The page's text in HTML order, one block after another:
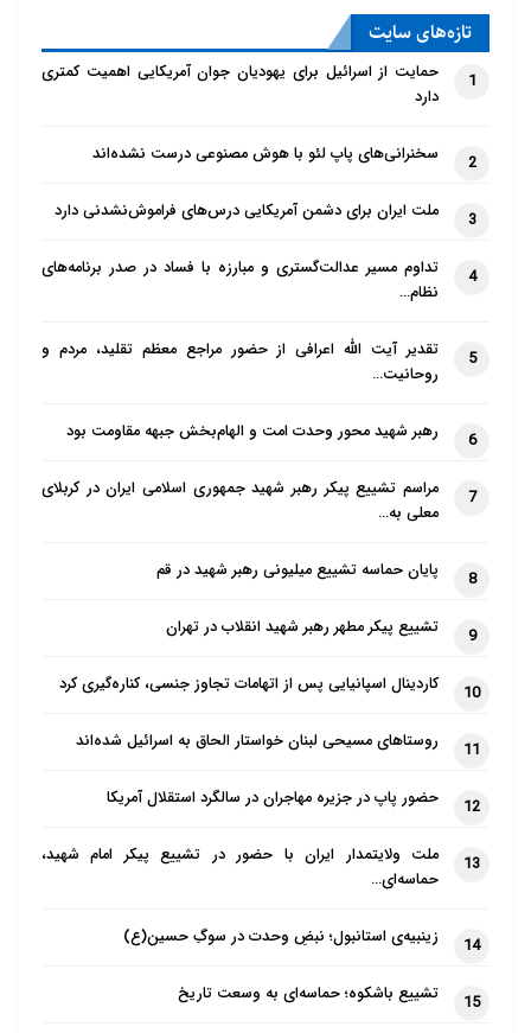
تازه‌‌های سایت
1
حمایت از اسرائیل برای یهودیان جوان آمریکایی اهمیت کمتری
دارد
2 سخنرانی‌های پاپ لئو با هوش مصنوعی درست نشده‌اند
3 ملت ایران برای دشمن آمریکایی درس‌های فراموش‌نشدنی دارد
4
تداوم مسیر عدالت‌گستری و مبارزه با فساد در صدر برنامه‌های
نظام…
5
تقدیر آیت الله اعرافی از حضور مراجع معظم تقلید، مردم و
روحانیت…
6 رهبر شهید محور وحدت امت و الهام‌بخش جبهه مقاومت بود
7
مراسم تشییع پیکر رهبر شهید جمهوری اسلامی ایران در کربلای
معلی به…
8 پایان حماسه تشییع میلیونی رهبر شهید در قم
9 تشییع پیکر مطهر رهبر شهید انقلاب در تهران
10 کاردینال اسپانیایی پس از اتهامات تجاوز جنسی، کناره‌گیری کرد
11 روستاهای مسیحی لبنان خواستار الحاق به اسرائیل شده‌اند
12 حضور پاپ در جزیره مهاجران در سالگرد استقلال آمریکا
13
ملت ولایتمدار ایران با حضور در تشییع پیکر امام شهید،
حماسه‌ای…
14 زینبیه‌ی استانبول؛ نبضِ وحدت در سوگِ حسین(ع)
15 تشییع باشکوه؛ حماسه‌ای به وسعت تاریخ